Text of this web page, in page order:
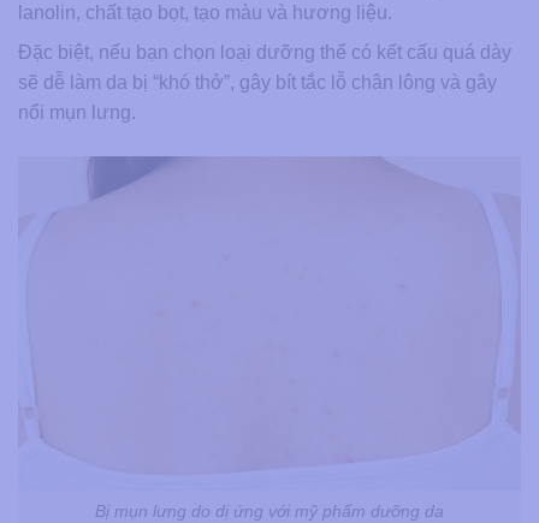
lanolin, chất tạo bọt, tạo màu và hương liệu.
Đặc biệt, nếu bạn chọn loại dưỡng thể có kết cấu quá dày
sẽ dễ làm da bị “khó thở”, gây bít tắc lỗ chân lông và gây
nổi mụn lưng.
Bị mụn lưng do dị ứng với mỹ phẩm dưỡng da